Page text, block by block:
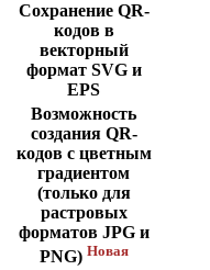
Сохранение QR-
кодов в
векторный
формат SVG и
EPS
Возможность
создания QR-
кодов с цветным
градиентом
(только для
растровых
форматов JPG и
PNG) Новая